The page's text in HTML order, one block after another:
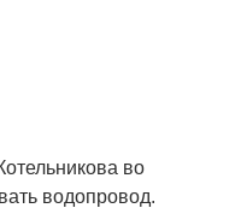
во
водопровод.